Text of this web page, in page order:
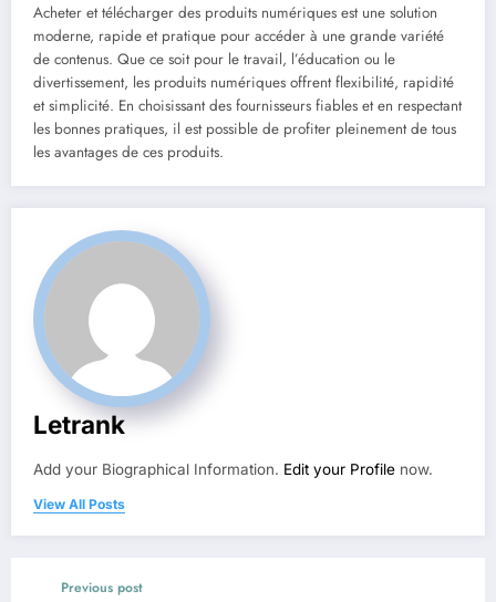
Acheter et télécharger des produits numériques est une solution
moderne, rapide et pratique pour accéder à une grande variété
de contenus. Que ce soit pour le travail, l’éducation ou le
divertissement, les produits numériques offrent flexibilité, rapidité
et simplicité. En choisissant des fournisseurs fiables et en respectant
les bonnes pratiques, il est possible de profiter pleinement de tous
les avantages de ces produits.
Letrank
Add your Biographical Information. Edit your Profile now.
View All Posts
Previous post